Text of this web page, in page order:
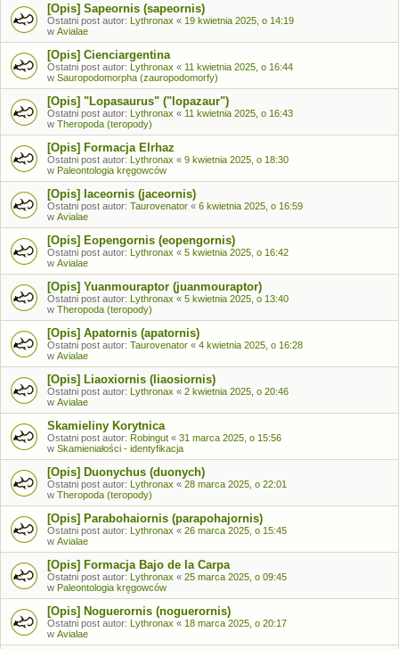
[Opis] Sapeornis (sapeornis)
Ostatni post autor: Lythronax « 19 kwietnia 2025, o 14:19
w Avialae
[Opis] Cienciargentina
Ostatni post autor: Lythronax « 11 kwietnia 2025, o 16:44
w Sauropodomorpha (zauropodomorfy)
[Opis] "Lopasaurus" ("lopazaur")
Ostatni post autor: Lythronax « 11 kwietnia 2025, o 16:43
w Theropoda (teropody)
[Opis] Formacja Elrhaz
Ostatni post autor: Lythronax « 9 kwietnia 2025, o 18:30
w Paleontologia kręgowców
[Opis] Iaceornis (jaceornis)
Ostatni post autor: Taurovenator « 6 kwietnia 2025, o 16:59
w Avialae
[Opis] Eopengornis (eopengornis)
Ostatni post autor: Lythronax « 5 kwietnia 2025, o 16:42
w Avialae
[Opis] Yuanmouraptor (juanmouraptor)
Ostatni post autor: Lythronax « 5 kwietnia 2025, o 13:40
w Theropoda (teropody)
[Opis] Apatornis (apatornis)
Ostatni post autor: Taurovenator « 4 kwietnia 2025, o 16:28
w Avialae
[Opis] Liaoxiornis (liaosiornis)
Ostatni post autor: Lythronax « 2 kwietnia 2025, o 20:46
w Avialae
Skamieliny Korytnica
Ostatni post autor: Robingut « 31 marca 2025, o 15:56
w Skamieniałości - identyfikacja
[Opis] Duonychus (duonych)
Ostatni post autor: Lythronax « 28 marca 2025, o 22:01
w Theropoda (teropody)
[Opis] Parabohaiornis (parapohajornis)
Ostatni post autor: Lythronax « 26 marca 2025, o 15:45
w Avialae
[Opis] Formacja Bajo de la Carpa
Ostatni post autor: Lythronax « 25 marca 2025, o 09:45
w Paleontologia kręgowców
[Opis] Noguerornis (noguerornis)
Ostatni post autor: Lythronax « 18 marca 2025, o 20:17
w Avialae